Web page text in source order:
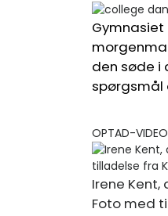
den søde i
spørgsmål
OPTAD-VIDEO
Irene
Foto med